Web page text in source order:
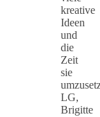
kreative
Ideen
und
die
Zeit
sie
LG,
Brigitte